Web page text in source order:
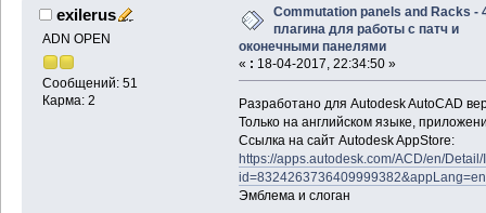
exilerus
ADN OPEN
Сообщений: 51
Карма: 2
Commutation panels and Racks -
плагина для работы с патч и
оконечными панелями
« : 18-04-2017, 22:34:50 »
Разработано для Autodesk AutoCAD
Только на английском языке,
Ссылка на сайт Autodesk AppStore:
https://apps.autodesk.com/ACD/en/Detail/
Эмблема и слоган